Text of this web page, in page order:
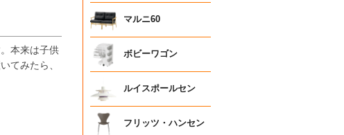
本来は子供
てみたら、
マルニ60
ボビーワゴン
ルイスポールセン
フリッツ・ハンセン